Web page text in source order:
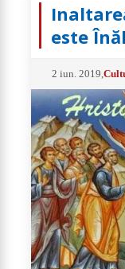
este
2 iun. 2019 ,